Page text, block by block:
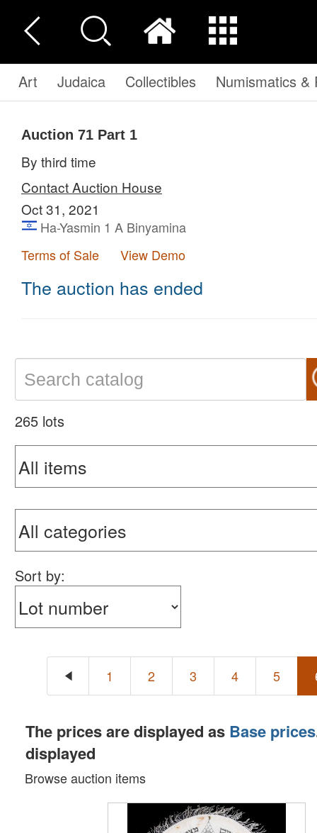
Art Judaica Collectibles Numismatics &
Auction 71 Part 1
By third time
Contact Auction House
Oct 31, 2021
Ha-Yasmin 1 A Binyamina
Terms of Sale
View Demo
The auction has ended
265 lots
Sort by:
1 2 3 4 5
The prices are displayed as Base prices
displayed
Browse auction items